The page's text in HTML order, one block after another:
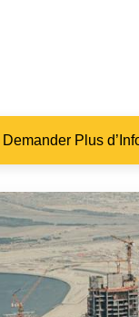
Demander Plus